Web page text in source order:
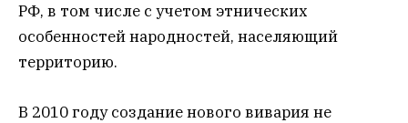
РФ, в том числе с учетом этнических
особенностей народностей, населяющий
территорию.
В 2010 году создание нового вивария не